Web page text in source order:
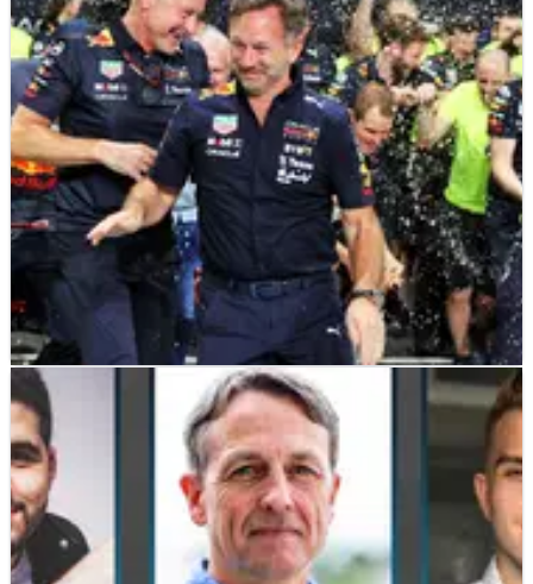
F1 29/03/22
Horner Lega dengan Kebangkitan Red Bull di
F1 GP Arab Saudi
Christian Horner mengaku lega melihat kedua Red Bull
menyelesaikan F1 GP Arab Saudi setelah membuka musim
2022 dengan DNF Ganda&nbsp;di Bahrain.